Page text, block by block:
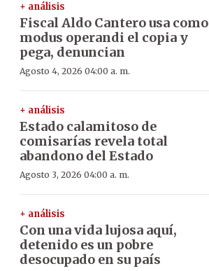
+ análisis
Fiscal Aldo Cantero usa como
modus operandi el copia y
pega, denuncian
Agosto 4, 2026 04:00 a. m.
+ análisis
Estado calamitoso de
comisarías revela total
abandono del Estado
Agosto 3, 2026 04:00 a. m.
+ análisis
Con una vida lujosa aquí,
detenido es un pobre
desocupado en su país